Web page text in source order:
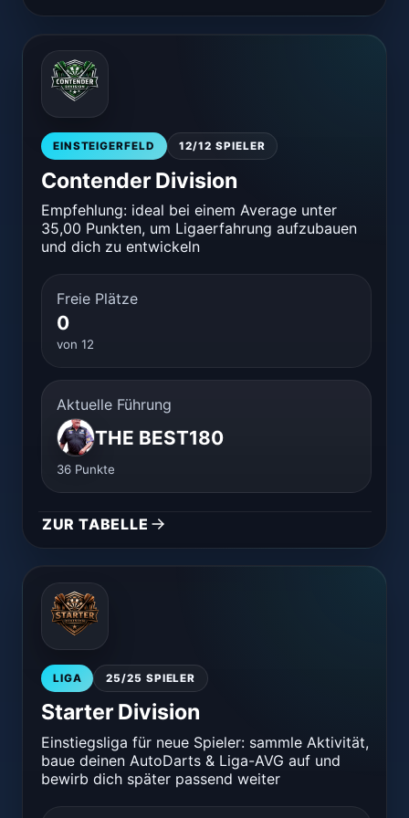
EINSTEIGERFELD 12/12 SPIELER
Contender Division
Empfehlung: ideal bei einem Average unter
35,00 Punkten, um Ligaerfahrung aufzubauen
und dich zu entwickeln
Freie Plätze
0
von 12
Aktuelle Führung
THE BEST180
36 Punkte
ZUR TABELLE
LIGA 25/25 SPIELER
Starter Division
Einstiegsliga für neue Spieler: sammle Aktivität,
baue deinen AutoDarts & Liga-AVG auf und
bewirb dich später passend weiter
wir ham ja schon beide - i blicks nemme :D
EISHEILLIG
ja haben wir schon
Marsy11:19
elo match ?
EISHEILLIG11:19
ok
EISHEILLIG11:24
du musst mich einladen
Marsy11:25
du wirst mir nicht angezeigt online - geht ned
EISHEILLIG11:25
dann such mich
wenns ne suche gäbe ..
lass mich mal starten
🤝1
EISHEILLIG12:19
wo sind denn die ganzen spieler
Raab80 13:17
Bist du auf Inkognito? Ich seh dich nicht